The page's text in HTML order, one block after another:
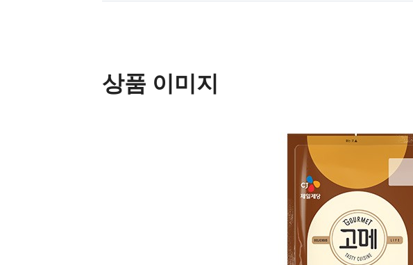
상품 이미지